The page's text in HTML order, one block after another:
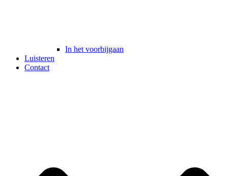
In het voorbijgaan
Luisteren
Contact